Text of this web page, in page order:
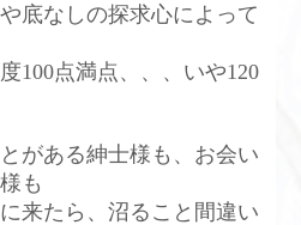
底なしの探求心によって
100点満点、、、いや120
がある紳士様も、お会い
も
来たら、沼ること間違い